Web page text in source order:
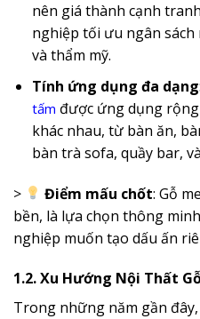
nên giá thành cạnh
nghiệp tối ưu ngân
và thẩm mỹ.
Tính ứng dụng đa dạng:
tấm được ứng dụng
khác nhau, từ bàn ăn,
bàn trà sofa, quầy bar,
> Điểm mấu chốt: Gỗ
bền, là lựa chọn thông
nghiệp muốn tạo dấu ấn
1.2. Xu Hướng Nội Thất
Trong những năm gần